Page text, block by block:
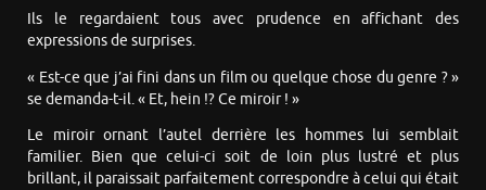
Ils le regardaient tous avec prudence en affichant des
expressions de surprises.
« Est-ce que j’ai fini dans un film ou quelque chose du genre ? »
se demanda-t-il. « Et, hein !? Ce miroir ! »
Le miroir ornant l’autel derrière les hommes lui semblait
familier. Bien que celui-ci soit de loin plus lustré et plus
brillant, il paraissait parfaitement correspondre à celui qui était